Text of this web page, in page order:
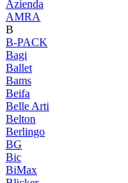
Azienda
AМRA
B
B-PACK
Bagi
Ballet
Bams
Beifa
Belle Arti
Belton
Berlingo
BG
Bic
BiMax